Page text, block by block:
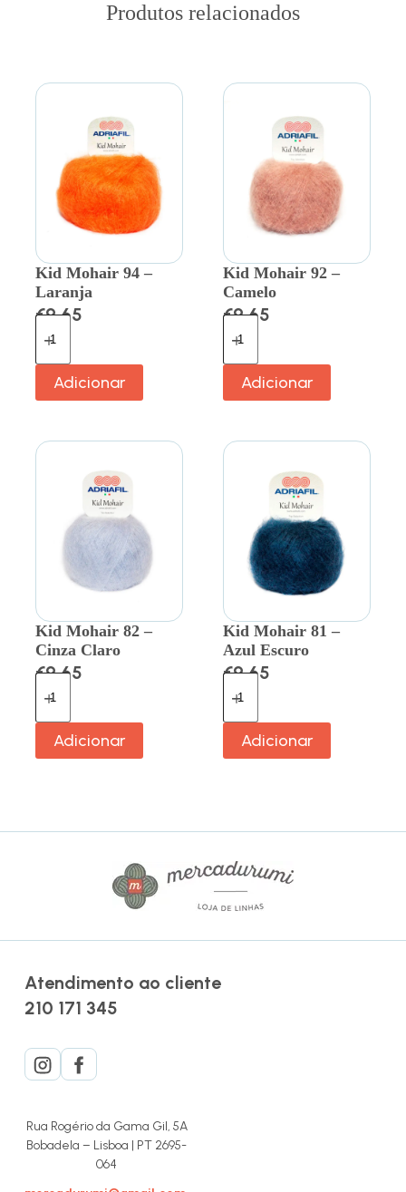
Produtos relacionados
Kid Mohair 94 –
Laranja
€9.65
Adicionar
Kid Mohair 92 –
Camelo
€9.65
Adicionar
Kid Mohair 82 –
Cinza Claro
€9.65
Adicionar
Kid Mohair 81 –
Azul Escuro
€9.65
Adicionar
Atendimento ao cliente
210 171 345
Rua Rogério da Gama Gil, 5A
Bobadela – Lisboa | PT 2695-
064